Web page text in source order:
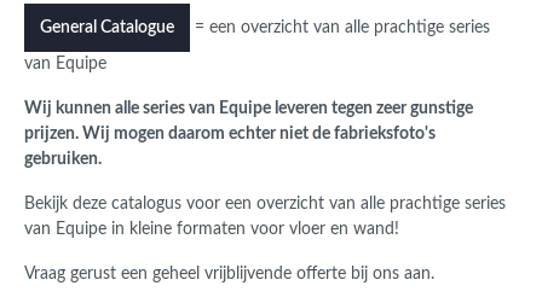
General Catalogue = een overzicht van alle prachtige series
van Equipe
Wij kunnen alle series van Equipe leveren tegen zeer gunstige
prijzen. Wij mogen daarom echter niet de fabrieksfoto's
gebruiken.
Bekijk deze catalogus voor een overzicht van alle prachtige series
van Equipe in kleine formaten voor vloer en wand!
Vraag gerust een geheel vrijblijvende offerte bij ons aan.